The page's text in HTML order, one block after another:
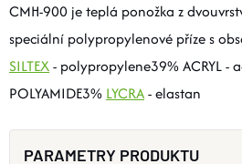
CMH-900 je teplá ponožka z
speciální polypropylenové příze s
SILTEX- polypropylene39% ACRYL -
POLYAMIDE3% LYCRA- elastan
PARAMETRY PRODUKTU